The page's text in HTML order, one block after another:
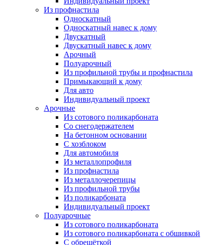
Из профнастила
Односкатный
Односкатный навес к дому
Двускатный
Двускатный навес к дому
Арочный
Полуарочный
Из профильной трубы и профнастила
Примыкающий к дому
Для авто
Индивидуальный проект
Арочные
Из сотового поликарбоната
Со снегодержателем
На бетонном основании
С хозблоком
Для автомобиля
Из металлопрофиля
Из профнастила
Из металлочерепицы
Из профильной трубы
Из поликарбоната
Индивидуальный проект
Полуарочные
Из сотового поликарбоната
Из сотового поликарбоната с обшивкой
С обрешёткой